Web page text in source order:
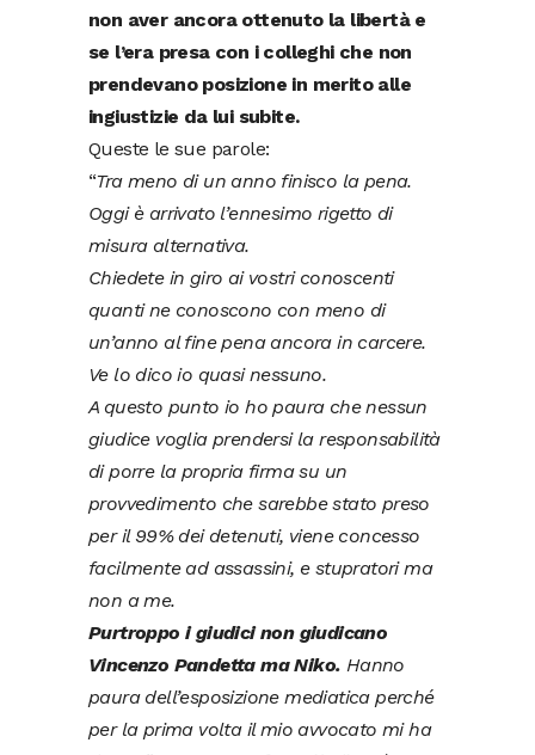
non aver ancora ottenuto la libertà e
se l’era presa con i colleghi che non
prendevano posizione in merito alle
ingiustizie da lui subite.
Queste le sue parole:
“Tra meno di un anno finisco la pena.
Oggi è arrivato l’ennesimo rigetto di
misura alternativa.
Chiedete in giro ai vostri conoscenti
quanti ne conoscono con meno di
un’anno al fine pena ancora in carcere.
Ve lo dico io quasi nessuno.
A questo punto io ho paura che nessun
giudice voglia prendersi la responsabilità
di porre la propria firma su un
provvedimento che sarebbe stato preso
per il 99% dei detenuti, viene concesso
facilmente ad assassini, e stupratori ma
non a me.
Purtroppo i giudici non giudicano
Vincenzo Pandetta ma Niko. Hanno
paura dell’esposizione mediatica perché
per la prima volta il mio avvocato mi ha